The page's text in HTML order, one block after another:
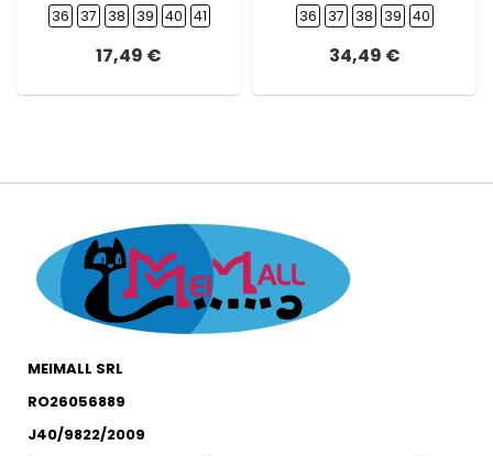
36 37 38 39 40 41
17,49 €
36 37 38 39 40
34,49 €
MEIMALL SRL
RO26056889
J40/9822/2009